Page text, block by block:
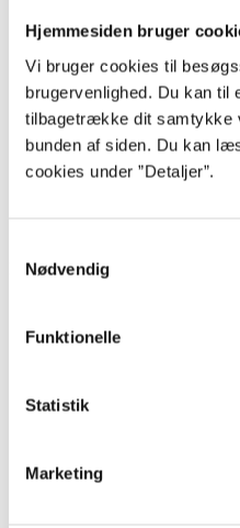
Hjemmesiden bruger
Vi bruger cookies til
brugervenlighed. Du kan til
tilbagetrække dit samtykke
bunden af siden. Du kan
cookies under ”Detaljer”.
Nødvendig
Funktionelle
Statistik
Marketing
Non-fiktion